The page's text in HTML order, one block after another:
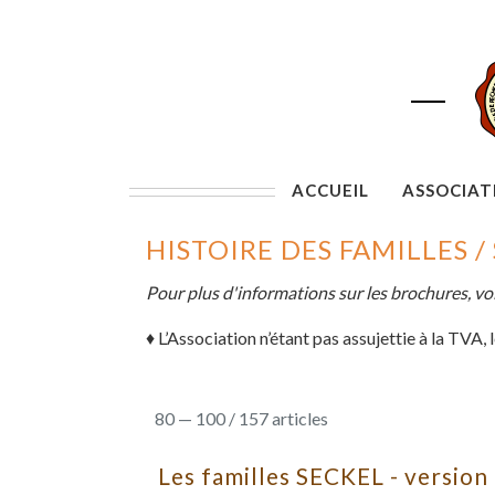
ACCUEIL
HISTOIRE DES FAMILLES /
Pour plus d'informations sur les brochures,
♦ L’Association n’étant pas assujettie à la
80 — 100 / 157 articles
Les familles SECKEL -